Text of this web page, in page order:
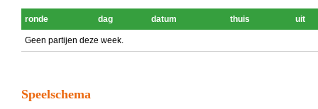
ronde dag datum thuis uit
Geen partijen deze week.
Speelschema